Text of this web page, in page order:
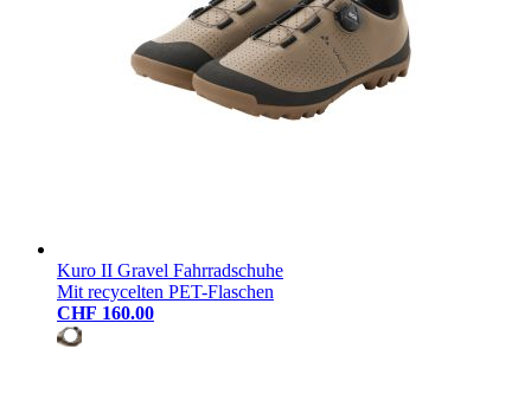
Kuro II Gravel Fahrradschuhe
Mit recycelten PET-Flaschen
CHF 160.00